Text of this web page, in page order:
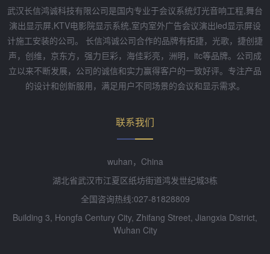
武汉长信鸿诚科技有限公司是国内专业于会议系统灯光音响工程,舞台
演出显示屏,KTV电影院显示系统,室内室外广告会议演出led显示屏设
计施工安装的公司。 长信鸿诚公司合作的品牌有拓捷，光歌，捷创捷
声，创维，京东方，强力巨彩，海佳彩亮，洲明，itc等品牌。公司成
立以来不断发展，公司的诚信和实力赢得客户的一致好评。专注产品
的设计和创新服用，满足用户不同场景的会议和显示需求。
联系我们
wuhan，China
湖北省武汉市江夏区纸坊街道鸿发世纪城3栋
全国咨询热线:027-81828809
Building 3, Hongfa Century City, Zhifang Street, Jiangxia District,
Wuhan City